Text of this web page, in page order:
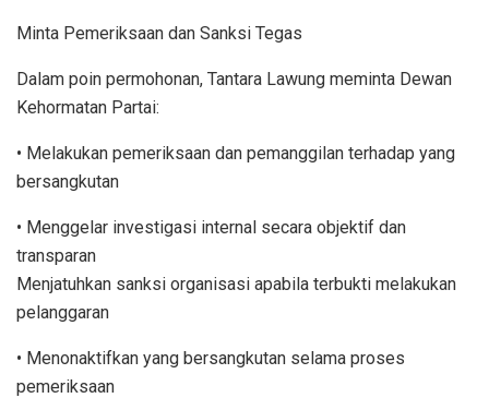
Minta Pemeriksaan dan Sanksi Tegas
Dalam poin permohonan, Tantara Lawung meminta Dewan
Kehormatan Partai:
• Melakukan pemeriksaan dan pemanggilan terhadap yang
bersangkutan
• Menggelar investigasi internal secara objektif dan
transparan
Menjatuhkan sanksi organisasi apabila terbukti melakukan
pelanggaran
• Menonaktifkan yang bersangkutan selama proses
pemeriksaan